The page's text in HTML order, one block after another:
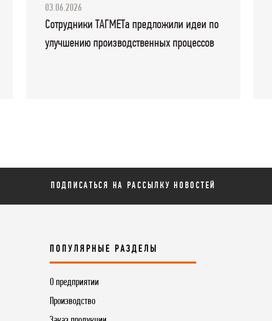
03.06.2026
Сотрудники ТАГМЕТа предложили идеи по
улучшению производственных процессов
ПОДПИСАТЬСЯ НА РАССЫЛКУ НОВОСТЕЙ
ПОПУЛЯРНЫЕ РАЗДЕЛЫ
О предприятии
Производство